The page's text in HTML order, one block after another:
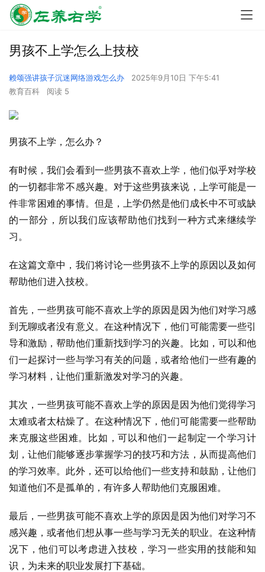
男孩不上学怎么上技校
赖颂强讲孩子沉迷网络游戏怎么办
2025年9月10日 下午5:41
教育百科
阅读 5
男孩不上学，怎么办？
有时候，我们会看到一些男孩不喜欢上学，他们似乎对学校
的一切都非常不感兴趣。对于这些男孩来说，上学可能是一
件非常困难的事情。但是，上学仍然是他们成长中不可或缺
的一部分，所以我们应该帮助他们找到一种方式来继续学
习。
在这篇文章中，我们将讨论一些男孩不上学的原因以及如何
帮助他们进入技校。
首先，一些男孩可能不喜欢上学的原因是因为他们对学习感
到无聊或者没有意义。在这种情况下，他们可能需要一些引
导和激励，帮助他们重新找到学习的兴趣。比如，可以和他
们一起探讨一些与学习有关的问题，或者给他们一些有趣的
学习材料，让他们重新激发对学习的兴趣。
其次，一些男孩可能不喜欢上学的原因是因为他们觉得学习
太难或者太枯燥了。在这种情况下，他们可能需要一些帮助
来克服这些困难。比如，可以和他们一起制定一个学习计
划，让他们能够逐步掌握学习的技巧和方法，从而提高他们
的学习效率。此外，还可以给他们一些支持和鼓励，让他们
知道他们不是孤单的，有许多人帮助他们克服困难。
最后，一些男孩可能不喜欢上学的原因是因为他们对学习不
感兴趣，或者他们想从事一些与学习无关的职业。在这种情
况下，他们可以考虑进入技校，学习一些实用的技能和知
识，为未来的职业发展打下基础。